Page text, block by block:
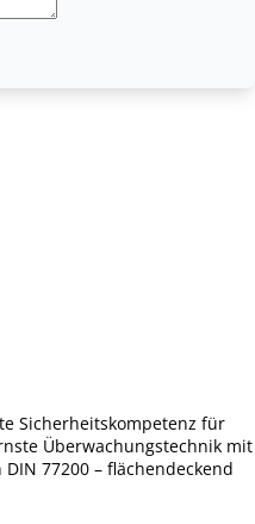
Sicherheitskompetenz für
Überwachungstechnik mit
77200 – flächendeckend